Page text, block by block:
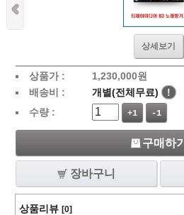
상세보기
상품가 : 1,230,000원
배송비 :
개별(전체무료)
!
수량 :
+1 -1
구매하기
장바구니
상품리뷰 [0]